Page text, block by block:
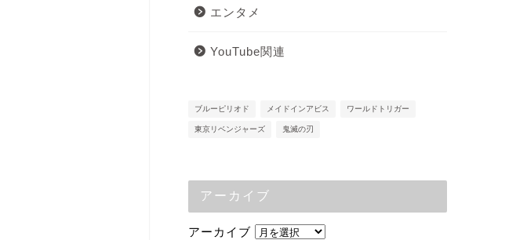
エンタメ
YouTube関連
ブルーピリオド メイドインアビス ワールドトリガー
東京リベンジャーズ 鬼滅の刃
アーカイブ
アーカイブ